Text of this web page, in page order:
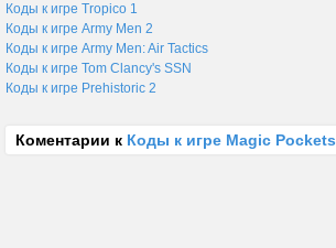
Коды к игре Tropico 1
Коды к игре Army Men 2
Коды к игре Army Men: Air Tactics
Коды к игре Tom Clancy's SSN
Коды к игре Prehistoric 2
Коментарии к Коды к игре Magic Pockets